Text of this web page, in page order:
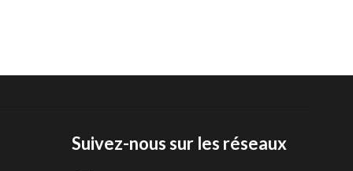
Suivez-nous sur les réseaux